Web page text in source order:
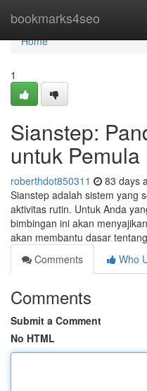
bookmarks4seo
Home
Home
1
Sianstep:
untuk Pemula
roberthdot850311 83 days
Sianstep adalah sistem yang
aktivitas rutin. Untuk Anda
bimbingan ini akan
akan membantu dasar tentang
Comments
Who
Comments
Submit a Comment
No HTML